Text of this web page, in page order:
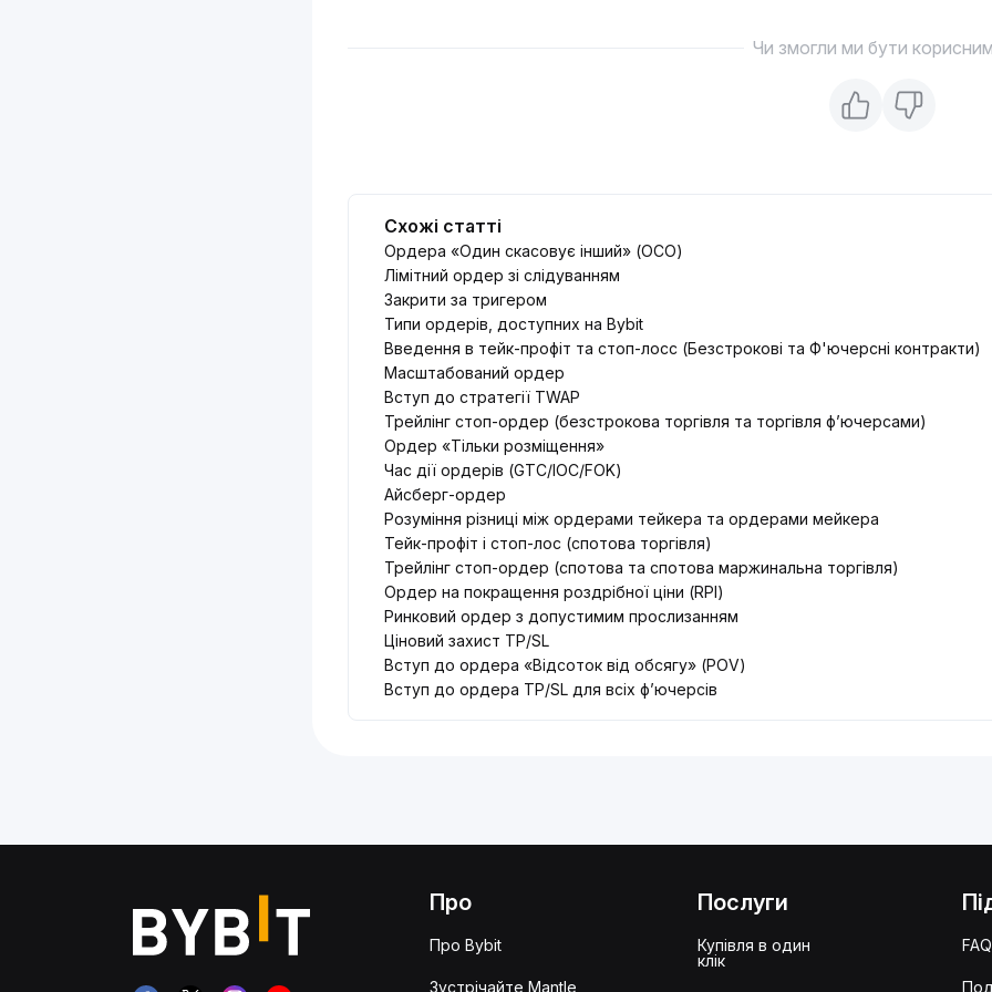
Чи змогли ми бути
Схожі статті
Ордера «Один скасовує інший» (ОСО)
Лімітний ордер зі слідуванням
Закрити за тригером
Типи ордерів, доступних на Bybit
Введення в тейк-профіт та стоп-лосс (Безстрокові та Ф'ючерсні контракти)
Масштабований ордер
Вступ до стратегії TWAP
Трейлінг стоп-ордер (безстрокова торгівля та торгівля ф’ючерсами)
Ордер «Тільки розміщення»
Час дії ордерів (GTC/IOC/FOK)
Айсберг-ордер
Розуміння різниці між ордерами тейкера та ордерами мейкера
Тейк-профіт і стоп-лос (спотова торгівля)
Трейлінг стоп-ордер (спотова та спотова маржинальна торгівля)
Ордер на покращення роздрібної ціни (RPI)
Ринковий ордер з допустимим прослизанням
Ціновий захист TP/SL
Вступ до ордера «Відсоток від обсягу» (POV)
Вступ до ордера TP/SL для всіх ф’ючерсів
Про
Про Bybit
Зустрічайте Mantle
Послуги
Купівля в один
клік
FAQ